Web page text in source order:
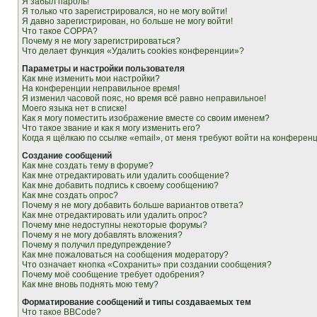
Я только что зарегистрировался, но не могу войти!
Я давно зарегистрирован, но больше не могу войти!
Что такое COPPA?
Почему я не могу зарегистрироваться?
Что делает функция «Удалить cookies конференции»?
Параметры и настройки пользователя
Как мне изменить мои настройки?
На конференции неправильное время!
Я изменил часовой пояс, но время всё равно неправильное!
Моего языка нет в списке!
Как я могу поместить изображение вместе со своим именем?
Что такое звание и как я могу изменить его?
Когда я щёлкаю по ссылке «email», от меня требуют войти на
Создание сообщений
Как мне создать тему в форуме?
Как мне отредактировать или удалить сообщение?
Как мне добавить подпись к своему сообщению?
Как мне создать опрос?
Почему я не могу добавить больше вариантов ответа?
Как мне отредактировать или удалить опрос?
Почему мне недоступны некоторые форумы?
Почему я не могу добавлять вложения?
Почему я получил предупреждение?
Как мне пожаловаться на сообщения модератору?
Что означает кнопка «Сохранить» при создании сообщения?
Почему моё сообщение требует одобрения?
Как мне вновь поднять мою тему?
Форматирование сообщений и типы создаваемых тем
Что такое BBCode?